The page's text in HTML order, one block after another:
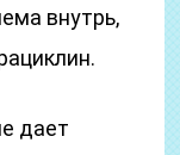
внутрь,
дает